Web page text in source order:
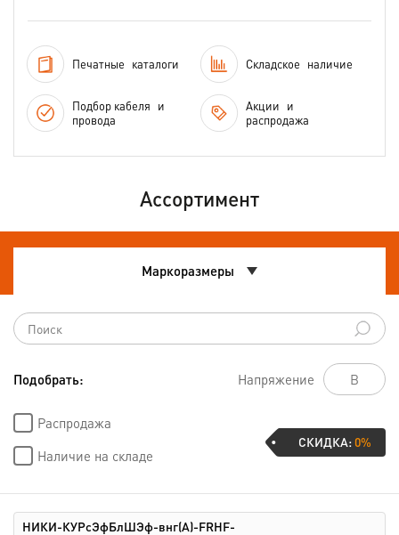
Печатные каталоги Складское наличие
Подбор кабеля и
провода
Акции и
распродажа
Ассортимент
Маркоразмеры
Подобрать: Напряжение
Распродажа
Наличие на складе
СКИДКА:0%
НИКИ-КУРсЭфБлШЭф-внг(А)-FRHF-